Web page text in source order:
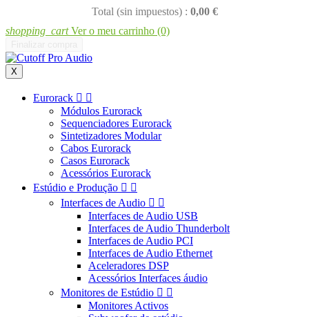
Total (sin impuestos) : 0,00 €
shopping_cart Ver o meu carrinho (0)
X
Eurorack  
Módulos Eurorack
Sequenciadores Eurorack
Sintetizadores Modular
Cabos Eurorack
Casos Eurorack
Acessórios Eurorack
Estúdio e Produção  
Interfaces de Audio  
Interfaces de Audio USB
Interfaces de Audio Thunderbolt
Interfaces de Audio PCI
Interfaces de Audio Ethernet
Aceleradores DSP
Acessórios Interfaces áudio
Monitores de Estúdio  
Monitores Activos